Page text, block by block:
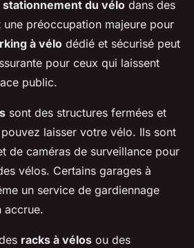
stationnement du vélo dans des
préoccupation majeure pour
à vélo dédié et sécurisé peut
pour ceux qui laissent
public.
sont des structures fermées et
laisser votre vélo. Ils sont
de caméras de surveillance pour
vélos. Certains garages à
un service de gardiennage
accrue.
racks à vélos ou des